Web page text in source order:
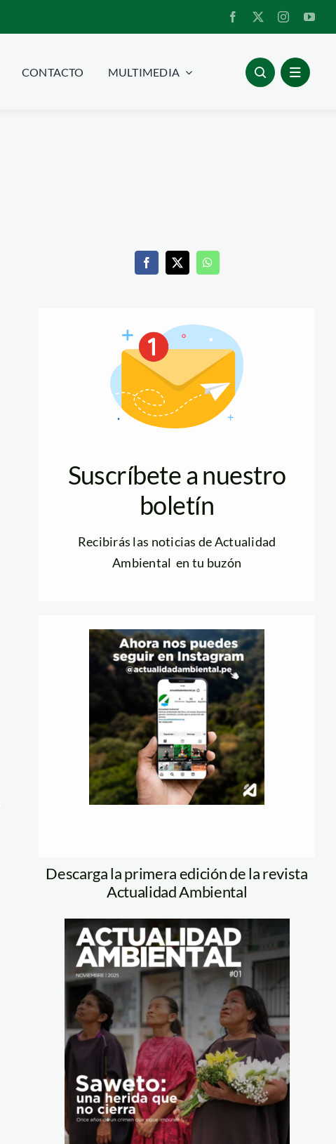
CONTACTO MULTIMEDIA
Suscríbete a nuestro
boletín
Recibirás las noticias de Actualidad
Ambiental en tu buzón
Descarga la primera edición de la revista
Actualidad Ambiental